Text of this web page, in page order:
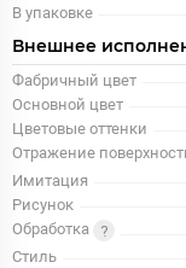
В упаковке
Внешнее
Фабричный цвет
Основной цвет
Цветовые оттенки
Отражение
Имитация
Рисунок
Обработка
Стиль